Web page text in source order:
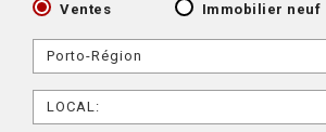
Ventes Immobilier neuf
Porto-Région
LOCAL: